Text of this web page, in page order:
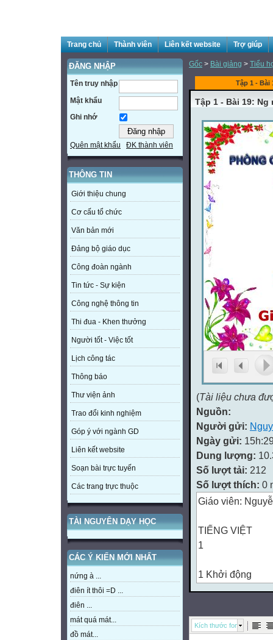
Trang chủ Thành viên Liên kết website Trợ giúp
ĐĂNG NHẬP
Tên truy nhập
Mật khẩu
Ghi nhớ
Quên mật khẩu ĐK thành viên
THÔNG TIN
Giới thiệu chung
Cơ cấu tổ chức
Văn bản mới
Đảng bộ giáo dục
Công đoàn ngành
Tin tức - Sự kiện
Công nghệ thông tin
Thi đua - Khen thưởng
Người tốt - Việc tốt
Lịch công tác
Thông báo
Thư viện ảnh
Trao đổi kinh nghiệm
Góp ý với ngành GD
Liên kết website
Soạn bài trực tuyến
Các trang trực thuộc
TÀI NGUYÊN DẠY HỌC
CÁC Ý KIẾN MỚI NHẤT
nứng à ...
điên ít thôi =D ...
điên ...
mát quá mát...
đồ mát...
Gốc > Bài giảng > Tiểu
Tập 1 - Bài
Tập 1 - Bài 19: Ng
(Tài liệu chưa
Nguồn:
Người gửi:
Ngày gửi:
Dung lượng:
Số lượt tải: 212
Số lượt thích: 0
Giáo viên:
TIẾNG VIỆT
1
1 Khởi động
19
Kích thước font